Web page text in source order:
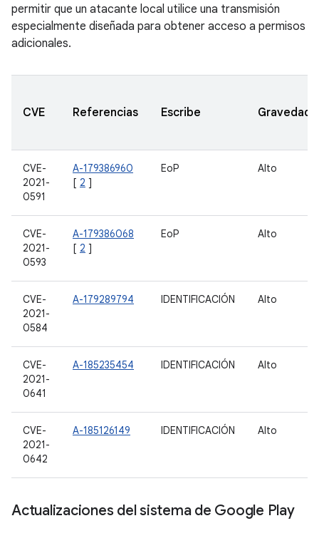
permitir que un atacante local utilice una transmisión
especialmente diseñada para obtener acceso a permisos
adicionales.
CVE Referencias Escribe Gravedad
CVE-
2021-
0591
A-179386960
[ 2 ]
EoP Alto
CVE-
2021-
0593
A-179386068
[ 2 ]
EoP Alto
CVE-
2021-
0584
A-179289794 IDENTIFICACIÓN Alto
CVE-
2021-
0641
A-185235454 IDENTIFICACIÓN Alto
CVE-
2021-
0642
A-185126149 IDENTIFICACIÓN Alto
Actualizaciones del sistema de Google Play